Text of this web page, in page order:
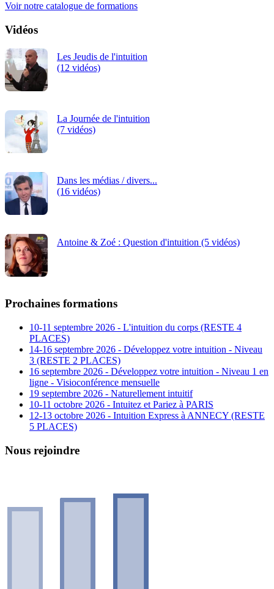
Voir notre catalogue de formations
Vidéos
Les Jeudis de l'intuition
(12 vidéos)
La Journée de l'intuition
(7 vidéos)
Dans les médias / divers...
(16 vidéos)
Antoine & Zoé : Question d'intuition (5 vidéos)
Prochaines formations
10-11 septembre 2026 - L'intuition du corps (RESTE 4
PLACES)
14-16 septembre 2026 - Développez votre intuition - Niveau
3 (RESTE 2 PLACES)
16 septembre 2026 - Développez votre intuition - Niveau 1 en
ligne - Visioconférence mensuelle
19 septembre 2026 - Naturellement intuitif
10-11 octobre 2026 - Intuitez et Pariez à PARIS
12-13 octobre 2026 - Intuition Express à ANNECY (RESTE
5 PLACES)
Nous rejoindre